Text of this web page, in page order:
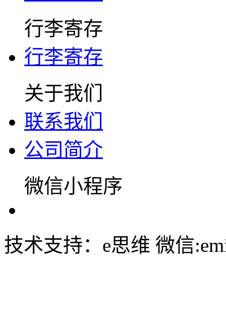
行李寄存
行李寄存
关于我们
联系我们
公司简介
微信小程序
技术支持：e思维 微信